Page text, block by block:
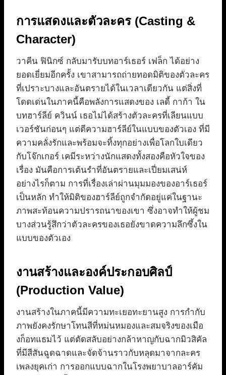
การแสดงและตัวละคร (Casting &
Character)
วาคีน ฟินิกซ์ กลับมารับบทอาร์เธอร์ เฟล็ก ได้อย่าง
ยอดเยี่ยมอีกครั้ง เขาสามารถถ่ายทอดมิติของตัวละคร
ที่เปราะบางและอันตรายได้ในเวลาเดียวกัน แต่สิ่งที่
โดดเด่นในภาคนี้คือพลังการแสดงของ เลดี้ กาก้า ใน
บทฮาร์ลีย์ ควินน์ เธอไม่ได้สร้างตัวละครที่เลียนแบบ
เวอร์ชันก่อนๆ แต่ตีความฮาร์ลีย์ในแบบของตัวเอง ที่มี
ความคลั่งรักและพร้อมจะทิ้งทุกอย่างเพื่อโลกใบเดียว
กับโจ๊กเกอร์ เคมีระหว่างนักแสดงทั้งสองคือหัวใจของ
เรื่อง มันคือการเต้นรำที่อันตรายและเปี่ยมเสน่ห์
อย่างไรก็ตาม การที่เรื่องเล่าผ่านมุมมองของอาร์เธอร์
เป็นหลัก ทำให้มิติของฮาร์ลีย์ถูกจำกัดอยู่แค่ในฐานะ
ภาพสะท้อนความปรารถนาของเขา ซึ่งอาจทำให้ผู้ชม
บางส่วนรู้สึกว่าตัวละครของเธอยังขาดความลึกซึ้งใน
แบบของตัวเอง
งานสร้างและองค์ประกอบศิลป์
(Production Value)
งานสร้างในภาคนี้มีความทะเยอทะยานสูง การกำกับ
ภาพยังคงรักษาโทนสีที่หม่นหมองและสมจริงของเมือ
งก็อทแธมไว้ แต่ตัดสลับอย่างกล้าหาญกับฉากมิวสิคัล
ที่มีสีสันฉูดฉาดและจัดจ้านราวกับหลุดมาจากละคร
เพลงยุคเก่า การออกแบบฉากในโรงพยาบาลอาร์คัม